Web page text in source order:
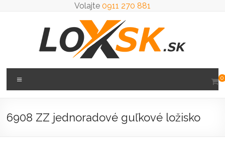
Volajte 0911 270 881
Loxsk
predaj
0
6908 ZZ jednoradové guľkové ložisko